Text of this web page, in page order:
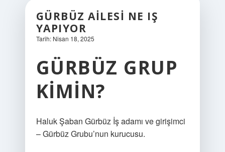
GÜRBÜZ AILESI NE IŞ
YAPIYOR
Tarih: Nisan 18, 2025
GÜRBÜZ GRUP
KIMIN?
Haluk Şaban Gürbüz İş adamı ve girişimci
– Gürbüz Grubu’nun kurucusu.